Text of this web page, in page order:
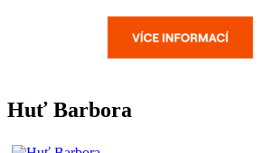
Huť Barbora